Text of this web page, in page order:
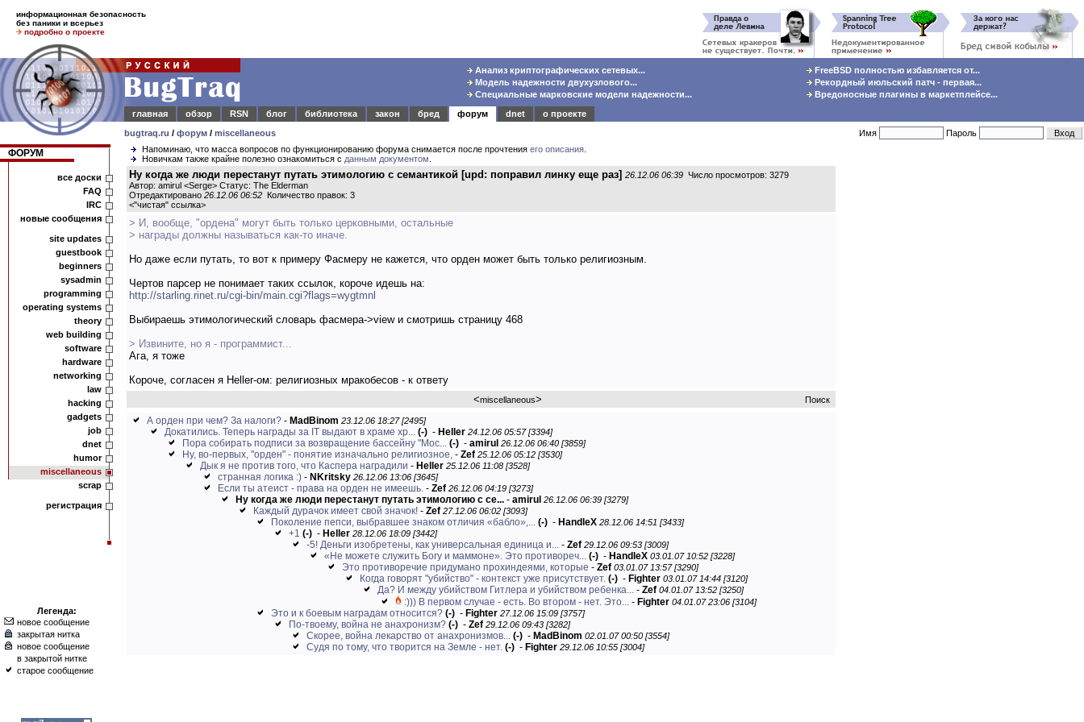
информационная безопасность
без паники и всерьез
подробно о проекте
Анализ криптографических сетевых...
Модель надежности двухузлового...
Специальные марковские модели надежности...
FreeBSD полностью избавляется от...
Рекордный июльский патч - первая...
Вредоносные плагины в маркетплейсе...
главная
обзор RSN блог библиотека закон бред форум dnet
о проекте
bugtraq.ru / форум / miscellaneous Имя Пароль
ФОРУМ
все доски
FAQ
IRC
новые сообщения
site updates
guestbook
beginners
sysadmin
programming
operating systems
theory
web building
software
hardware
networking
law
hacking
gadgets
job
dnet
humor
miscellaneous
scrap
регистрация
Легенда:
новое сообщение
закрытая нитка
новое сообщение
в закрытой нитке
старое сообщение
Напоминаю, что масса вопросов по функционированию форума снимается после прочтения его описания
Новичкам также крайне полезно ознакомиться с данным документом
Ну когда же люди перестанут путать этимологию с семантикой [upd: поправил линку еще раз] 26.12.06 06:39 Число просмотров: 3279
Автор: amirul <Serge> Статус: The Elderman
Отредактировано 26.12.06 06:52 Количество правок: 3
<"чистая" ссылка>
> И, вообще, "ордена" могут быть только церковными, остальные
> награды должны называться как-то иначе.
Но даже если путать, то вот к примеру Фасмеру не кажется, что орден может быть только религиозным.
Чертов парсер не понимает таких ссылок, короче идешь на:
http://starling.rinet.ru/cgi-bin/main.cgi?flags=wygtmnl
Выбираешь этимологический словарь фасмера->view и смотришь страницу 468
> Извините, но я - программист...
Ага, я тоже
Короче, согласен я Heller-ом: религиозных мракобесов - к ответу
<miscellaneous> Поиск
А орден при чем? За налоги? - MadBinom 23.12.06 18:27 [2495]
Докатились. Теперь награды за IT выдают в храме хр... (-) - Heller 24.12.06 05:57 [3394]
Пора собирать подписи за возвращение бассейну "Мос... (-) - amirul 26.12.06 06:40 [3859]
Ну, во-первых, "орден" - понятие изначально религиозное, - Zef 25.12.06 05:12 [3530]
Дык я не против того, что Каспера наградили - Heller 25.12.06 11:08 [3528]
странная логика :) - NKritsky 26.12.06 13:06 [3645]
Если ты атеист - права на орден не имеешь. - Zef 26.12.06 04:19 [3273]
Ну когда же люди перестанут путать этимологию с се... - amirul 26.12.06 06:39 [3279]
Каждый дурачок имеет свой значок! - Zef 27.12.06 06:02 [3093]
Поколение пепси, выбравшее знаком отличия «бабло»,... (-) - HandleX 28.12.06 14:51 [3433]
+1 (-) - Heller 28.12.06 18:09 [3442]
-5! Деньги изобретены, как универсальная единица и... - Zef 29.12.06 09:53 [3009]
«Не можете служить Богу и маммоне». Это противореч... (-) - HandleX 03.01.07 10:52 [3228]
Это противоречие придумано прохиндеями, которые - Zef 03.01.07 13:57 [3290]
Когда говорят "убийство" - контекст уже присутствует. (-) - Fighter 03.01.07 14:44 [3120]
Да? И между убийством Гитлера и убийством ребенка... - Zef 04.01.07 13:52 [3250]
:))) В первом случае - есть. Во втором - нет. Это... - Fighter 04.01.07 23:06 [3104]
Это и к боевым наградам относится? (-) - Fighter 27.12.06 15:09 [3757]
По-твоему, война не анахронизм? (-) - Zef 29.12.06 09:43 [3282]
Скорее, война лекарство от анахронизмов... (-) - MadBinom 02.01.07 00:50 [3554]
Судя по тому, что творится на Земле - нет. (-) - Fighter 29.12.06 10:55 [3004]